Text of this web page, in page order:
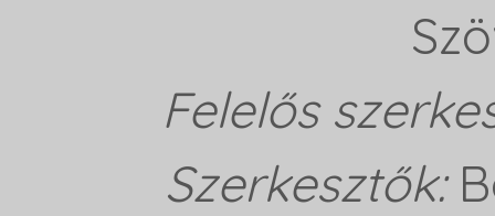
Felelős
Szerkesztők: